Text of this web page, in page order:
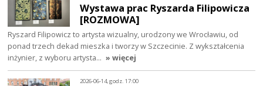
Wystawa prac Ryszarda Filipowicza
[ROZMOWA]
Ryszard Filipowicz to artysta wizualny, urodzony we Wrocławiu, od
ponad trzech dekad mieszka i tworzy w Szczecinie. Z wykształcenia
inżynier, z wyboru artysta… » więcej
2026-06-14, godz. 17:00